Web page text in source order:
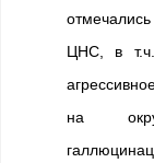
ЦНС, в
на